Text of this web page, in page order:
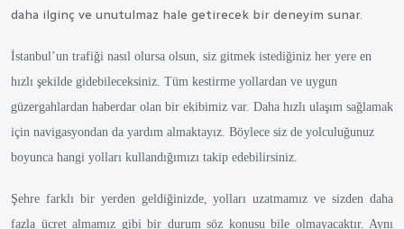
daha ilginç ve unutulmaz hale getirecek bir deneyim sunar.
İstanbul’un trafiği nasıl olursa olsun, siz gitmek istediğiniz her yere en
hızlı şekilde gidebileceksiniz. Tüm kestirme yollardan ve uygun
güzergahlardan haberdar olan bir ekibimiz var. Daha hızlı ulaşım sağlamak
için navigasyondan da yardım almaktayız. Böylece siz de yolculuğunuz
boyunca hangi yolları kullandığımızı takip edebilirsiniz.
Şehre farklı bir yerden geldiğinizde, yolları uzatmamız ve sizden daha
fazla ücret almamız gibi bir durum söz konusu bile olmayacaktır. Aynı